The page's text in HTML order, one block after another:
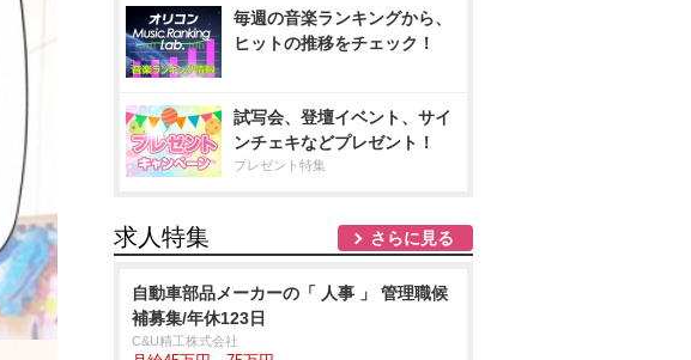
毎週の音楽ランキングから、
ヒットの推移をチェック！
試写会、登壇イベント、サイ
ンチェキなどプレゼント！
プレゼント特集
求人特集 さらに見る
自動車部品メーカーの「 人事 」 管理職候
補募集/年休123日
C&U精工株式会社